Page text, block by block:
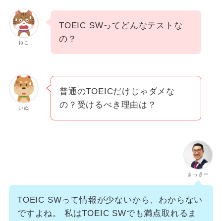
ねこ
TOEIC SWってどんなテストな
の？
いぬ
普通のTOEICだけじゃダメな
の？受けるべき理由は？
まっきー
TOEIC SWって情報が少ないから、わからない
ですよね。 私はTOEIC SWでも満点取れるま